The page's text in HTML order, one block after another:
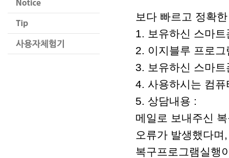
보다 빠르고 정확
1. 보유하신 스마
2. 이지블루 프로
3. 보유하신 스마
4. 사용하시는 컴
5. 상담내용 :
메일로 보내주신
오류가 발생했다며,
복구프로그램실행